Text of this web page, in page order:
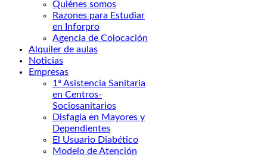
Quiénes somos
Razones para Estudiar
en Inforpro
Agencia de Colocación
Alquiler de aulas
Noticias
Empresas
1ª Asistencia Sanitaria
en Centros-
Sociosanitarios
Disfagia en Mayores y
Dependientes
El Usuario Diabético
Modelo de Atención